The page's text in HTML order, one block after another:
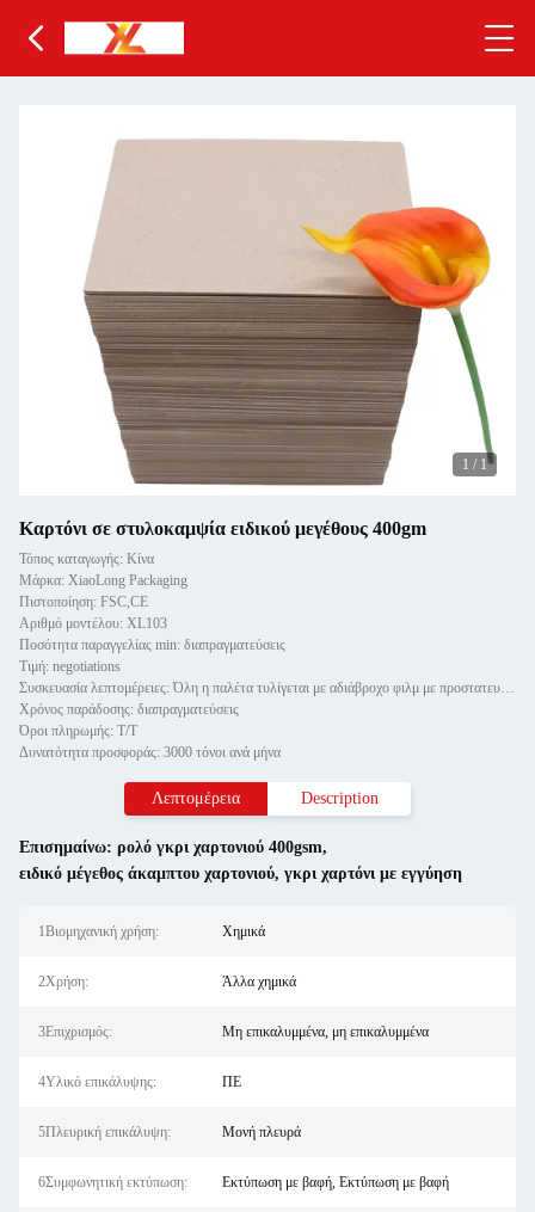
1 / 1
Καρτόνι σε στυλοκαμψία ειδικού μεγέθους 400gm
Τόπος καταγωγής: Κίνα
Μάρκα: XiaoLong Packaging
Πιστοποίηση: FSC,CE
Αριθμό μοντέλου: XL103
Ποσότητα παραγγελίας min: διαπραγματεύσεις
Τιμή: negotiations
Συσκευασία λεπτομέρειες: Όλη η παλέτα τυλίγεται με αδιάβροχο φιλμ με προστατευτικό χαρτί και στερεώνεται με δύο τεμαχίδια καλ
Χρόνος παράδοσης: διαπραγματεύσεις
Όροι πληρωμής: Τ/Τ
Δυνατότητα προσφοράς: 3000 τόνοι ανά μήνα
Λεπτομέρεια Description
Επισημαίνω: ρολό γκρι χαρτονιού 400gsm,
ειδικό μέγεθος άκαμπτου χαρτονιού, γκρι χαρτόνι με εγγύηση
1Βιομηχανική χρήση: Χημικά
2Χρήση: Άλλα χημικά
3Επιχρισμός: Μη επικαλυμμένα, μη επικαλυμμένα
4Υλικό επικάλυψης: ΠΕ
5Πλευρική επικάλυψη: Μονή πλευρά
6Συμφωνητική εκτύπωση: Εκτύπωση με βαφή, Εκτύπωση με βαφή